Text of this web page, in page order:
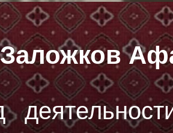
Заложков